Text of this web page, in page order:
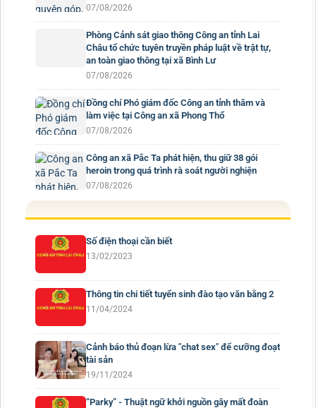
07/08/2026
Phòng Cảnh sát giao thông Công an tỉnh Lai
Châu tổ chức tuyên truyền pháp luật về trật tự,
an toàn giao thông tại xã Bình Lư
07/08/2026
Đồng chí Phó giám đốc Công an tỉnh thăm và
làm việc tại Công an xã Phong Thổ
07/08/2026
Công an xã Pắc Ta phát hiện, thu giữ 38 gói
heroin trong quá trình rà soát người nghiện
07/08/2026
Số điện thoại cần biết
13/02/2023
Thông tin chi tiết tuyển sinh đào tạo văn bằng 2
11/04/2024
Cảnh báo thủ đoạn lừa "chat sex" để cưỡng đoạt
tài sản
19/11/2024
“Parky” - Thuật ngữ khởi nguồn gây mất đoàn